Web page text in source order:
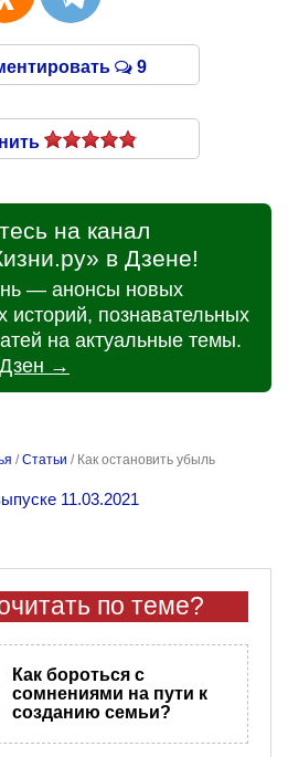
9
на канал
в Дзене!
— анонсы новых
историй, познавательных
на актуальные темы.
→
/Статьи / Как остановить убыль
11.03.2021
по теме?
Как бороться с
сомнениями на пути к
созданию семьи?